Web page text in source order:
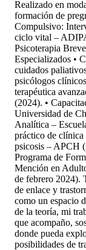
Realizado en
formación de
Compulsivo:
ciclo vital –
Psicoterapia
Especializados •
cuidados
psicólogos
terapéutica
(2024). •
Universidad de
Analítica –
práctico de
psicosis – APCH
Programa de
Mención en
de febrero 2024).
de enlace y
como un espacio
de la teoría, mi
que acompaño,
donde pueda
posibilidades de